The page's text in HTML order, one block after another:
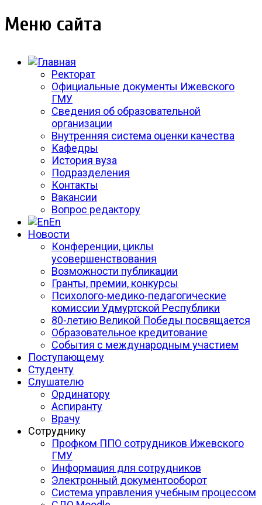
Меню сайта
Ректорат
Официальные документы Ижевского
ГМУ
Сведения об образовательной
организации
Внутренняя система оценки качества
Кафедры
История вуза
Подразделения
Контакты
Вакансии
Вопрос редактору
En
Новости
Конференции, циклы
усовершенствования
Возможности публикации
Гранты, премии, конкурсы
Психолого-медико-педагогические
комиссии Удмуртской Республики
80-летию Великой Победы посвящается
Образовательное кредитование
События с международным участием
Поступающему
Студенту
Слушателю
Ординатору
Аспиранту
Врачу
Сотруднику
Профком ППО сотрудников Ижевского
ГМУ
Информация для сотрудников
Электронный документооборот
Система управления учебным процессом